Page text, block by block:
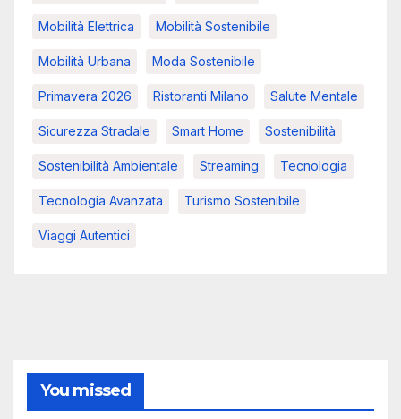
Mobilità Elettrica Mobilità Sostenibile
Mobilità Urbana Moda Sostenibile
Primavera 2026 Ristoranti Milano Salute Mentale
Sicurezza Stradale Smart Home Sostenibilità
Sostenibilità Ambientale Streaming Tecnologia
Tecnologia Avanzata Turismo Sostenibile
Viaggi Autentici
You missed